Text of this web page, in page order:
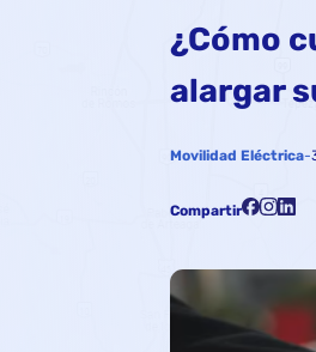
¿Cómo
alargar
Movilidad Eléctrica-
Compartir